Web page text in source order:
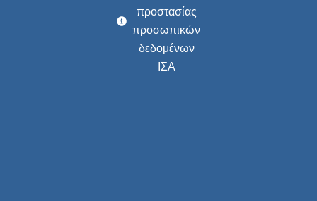
προστασίας
προσωπικών
δεδομένων
ΙΣΑ